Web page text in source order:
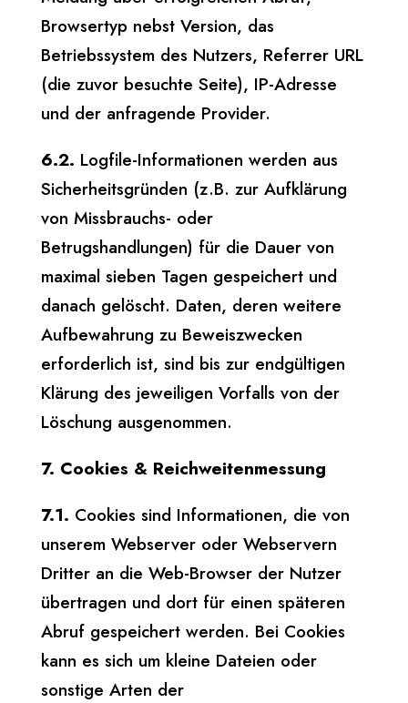
Browsertyp nebst Version, das
Betriebssystem des Nutzers, Referrer URL
(die zuvor besuchte Seite), IP-Adresse
und der anfragende Provider.
6.2. Logfile-Informationen werden aus
Sicherheitsgründen (z.B. zur Aufklärung
von Missbrauchs- oder
Betrugshandlungen) für die Dauer von
maximal sieben Tagen gespeichert und
danach gelöscht. Daten, deren weitere
Aufbewahrung zu Beweiszwecken
erforderlich ist, sind bis zur endgültigen
Klärung des jeweiligen Vorfalls von der
Löschung ausgenommen.
7. Cookies & Reichweitenmessung
7.1. Cookies sind Informationen, die von
unserem Webserver oder Webservern
Dritter an die Web-Browser der Nutzer
übertragen und dort für einen späteren
Abruf gespeichert werden. Bei Cookies
kann es sich um kleine Dateien oder
sonstige Arten der